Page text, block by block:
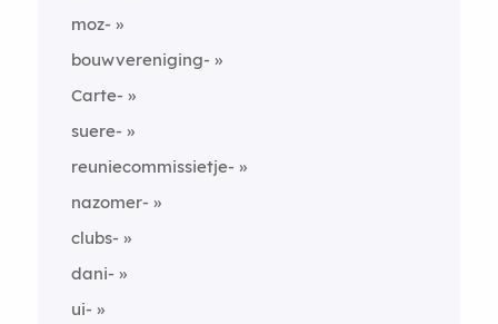
moz-
bouwvereniging-
Carte-
suere-
reuniecommissietje-
nazomer-
clubs-
dani-
ui-